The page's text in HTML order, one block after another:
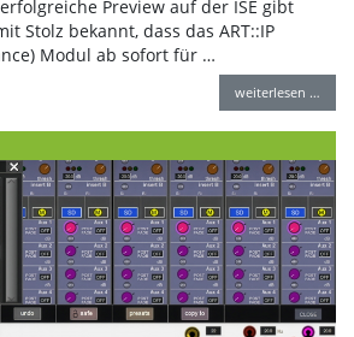
Preview auf der ISE gibt
Stolz bekannt, dass das ART::IP
Modul ab sofort für …
weiterlesen …